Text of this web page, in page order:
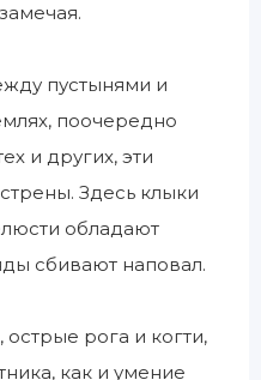
пустынями и
поочередно
и других, эти
Здесь клыки
обладают
сбивают наповал.
рога и когти,
как и умение